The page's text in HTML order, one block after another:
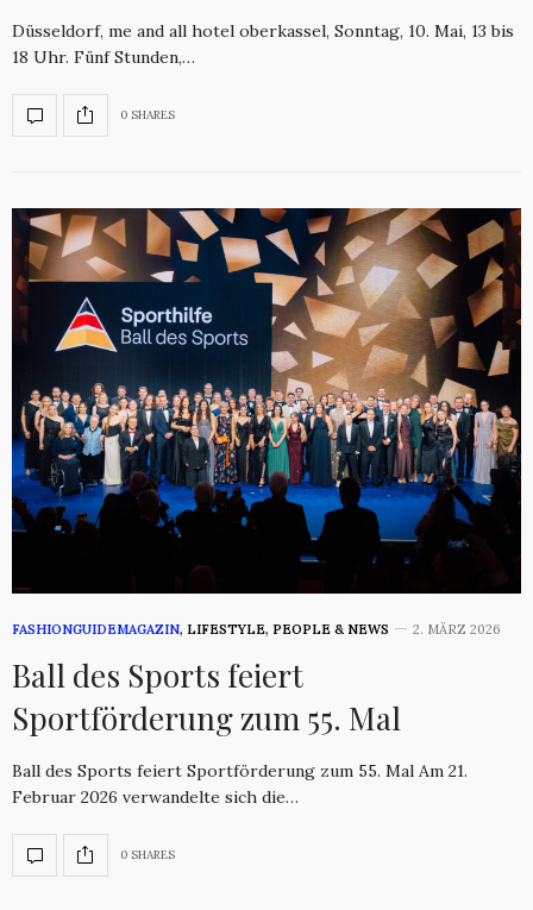
Düsseldorf, me and all hotel oberkassel, Sonntag, 10. Mai, 13 bis
18 Uhr. Fünf Stunden,…
0 SHARES
FASHIONGUIDEMAGAZIN, LIFESTYLE, PEOPLE & NEWS 2. MÄRZ 2026
Ball des Sports feiert
Sportförderung zum 55. Mal
Ball des Sports feiert Sportförderung zum 55. Mal Am 21.
Februar 2026 verwandelte sich die…
0 SHARES